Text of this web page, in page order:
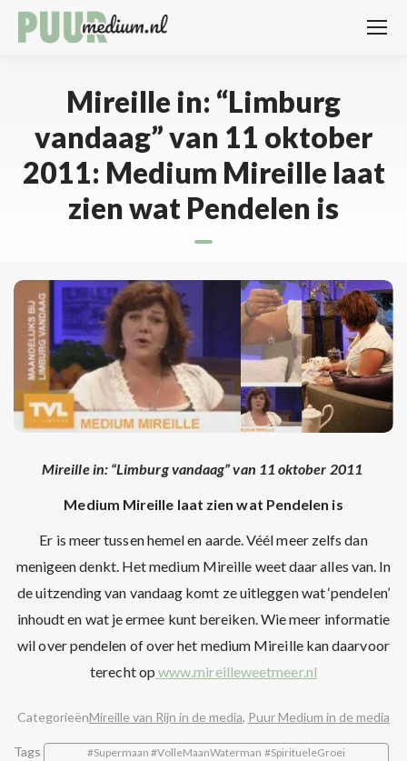
Mireille in: “Limburg
vandaag” van 11 oktober
2011: Medium Mireille laat
zien wat Pendelen is
Mireille in: “Limburg vandaag” van 11 oktober 2011
Medium Mireille laat zien wat Pendelen is
Er is meer tussen hemel en aarde. Véél meer zelfs dan
menigeen denkt. Het medium Mireille weet daar alles van. In
de uitzending van vandaag komt ze uitleggen wat ‘pendelen’
inhoudt en wat je ermee kunt bereiken. Wie meer informatie
wil over pendelen of over het medium Mireille kan daarvoor
terecht op www.mireilleweetmeer.nl
CategorieënMireille van Rijn in de media, Puur Medium in de media
Tags
#Supermaan #VolleMaanWaterman #SpiritueleGroei